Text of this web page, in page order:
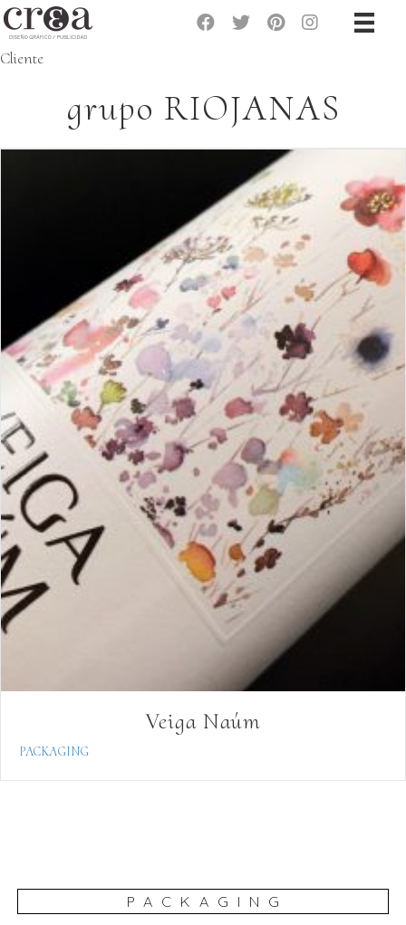
Cliente
grupo RIOJANAS
Veiga Naúm
PACKAGING
PACKAGING